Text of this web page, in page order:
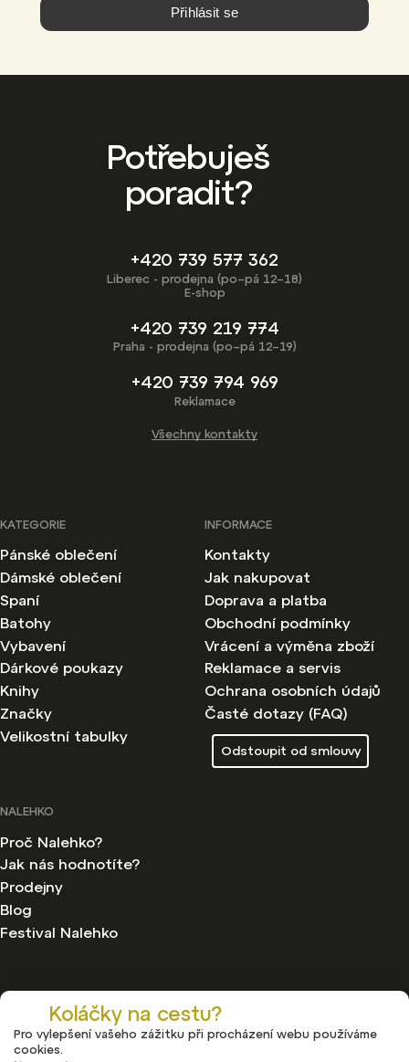
Koláčky na cestu?
Pro vylepšení vašeho zážitku při procházení webu používáme
cookies.
Přihlásit se
Potřebuješ
poradit?
+420 739 577 362
Liberec - prodejna (po–pá 12–18)
E-shop
+420 739 219 774
Praha - prodejna (po–pá 12–19)
+420 739 794 969
Reklamace
Všechny kontakty
KATEGORIE
Pánské oblečení
Dámské oblečení
Spaní
Batohy
Vybavení
Dárkové poukazy
Knihy
Značky
Velikostní tabulky
INFORMACE
Kontakty
Jak nakupovat
Doprava a platba
Obchodní podmínky
Vrácení a výměna zboží
Reklamace a servis
Ochrana osobních údajů
Časté dotazy (FAQ)
Odstoupit od smlouvy
NALEHKO
Proč Nalehko?
Jak nás hodnotíte?
Prodejny
Blog
Festival Nalehko
Copyright 2026
. Všechna práva vyhrazena.
Upravit nastavení cookies